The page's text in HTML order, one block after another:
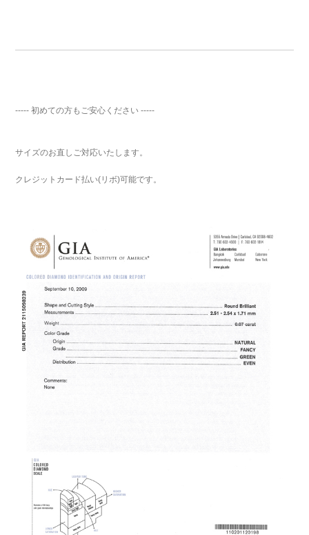
----- 初めての方もご安心ください -----
サイズのお直しご対応いたします。
クレジットカード払い(リボ)可能です。